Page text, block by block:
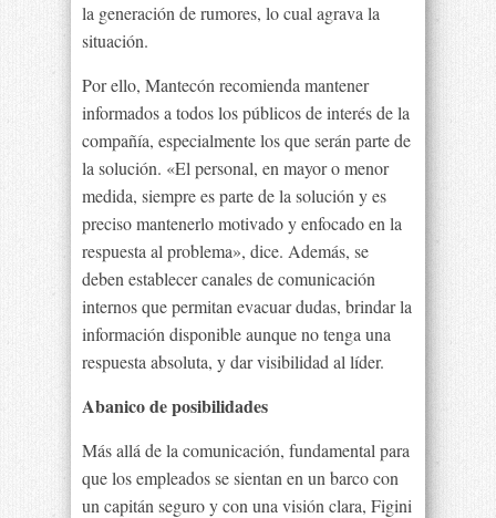
la generación de rumores, lo cual agrava la
situación.
Por ello, Mantecón recomienda mantener
informados a todos los públicos de interés de la
compañía, especialmente los que serán parte de
la solución. «El personal, en mayor o menor
medida, siempre es parte de la solución y es
preciso mantenerlo motivado y enfocado en la
respuesta al problema», dice. Además, se
deben establecer canales de comunicación
internos que permitan evacuar dudas, brindar la
información disponible aunque no tenga una
respuesta absoluta, y dar visibilidad al líder.
Abanico de posibilidades
Más allá de la comunicación, fundamental para
que los empleados se sientan en un barco con
un capitán seguro y con una visión clara, Figini